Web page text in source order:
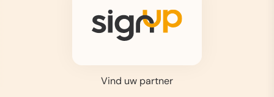
Vind uw partner